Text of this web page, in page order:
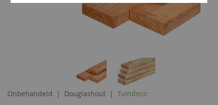
Onbehandeld Douglashout Tuindeco